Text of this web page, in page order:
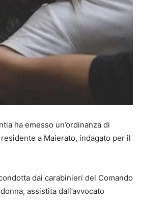
ha emesso un’ordinanza di
a Maierato, indagato per il
dai carabinieri del Comando
assistita dall’avvocato